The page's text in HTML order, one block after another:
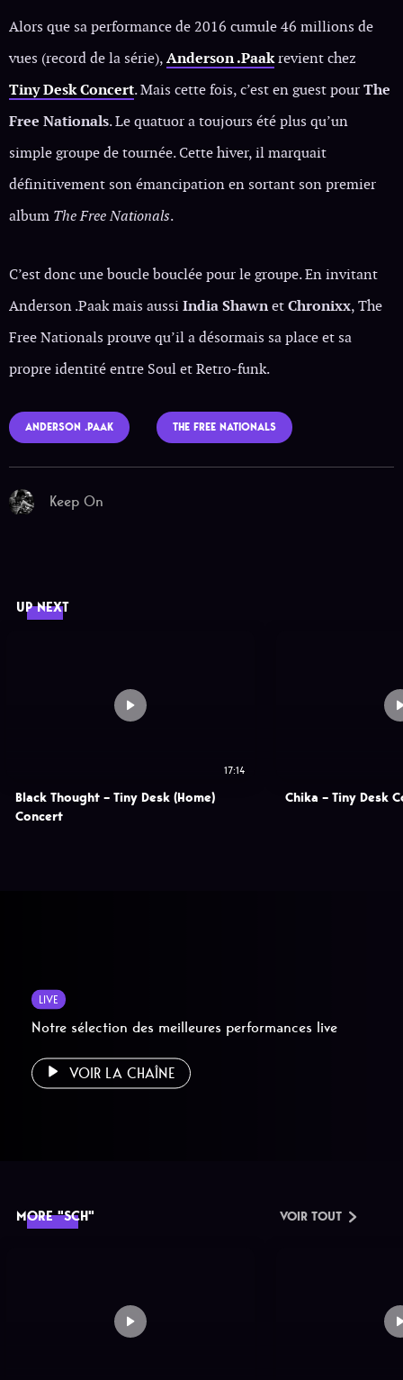
Alors que sa performance de 2016 cumule 46 millions de
vues (record de la série),Anderson .Paakrevient chez
Tiny Desk Concert. Mais cette fois, c’est en guest pourThe
Free Nationals. Le quatuor a toujours été plus qu’un
simple groupe de tournée. Cette hiver, il marquait
définitivement son émancipation en sortant son premier
album The Free Nationals.
C’est donc une boucle bouclée pour le groupe. En invitant
Anderson .Paak mais aussiIndia ShawnetChronixx, The
Free Nationals prouve qu’il a désormais sa place et sa
propre identité entre Soul et Retro-funk.
ANDERSON .PAAK THE FREE NATIONALS
Keep On
UP NEXT
17:14
Black Thought – Tiny Desk (Home)
Concert
Chika – Tiny Desk
LIVE
Notre sélection des meilleures performances live
VOIR LA CHAÎNE
MORE "SCH" VOIR TOUT